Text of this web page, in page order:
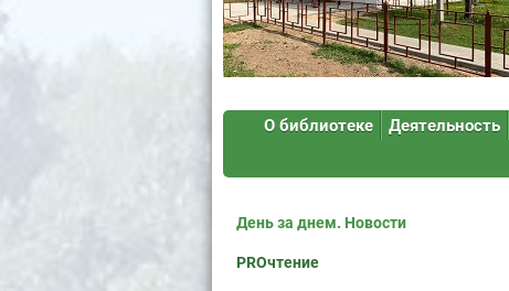
О библиотеке Деятельность
День за днем. Новости
PROчтение